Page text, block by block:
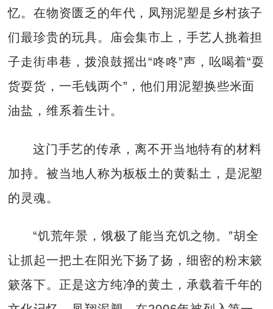
忆。在物资匮乏的年代，凤翔泥塑是乡村孩子
们最珍贵的玩具。庙会集市上，手艺人挑着担
子走街串巷，拨浪鼓摇出“咚咚”声，吆喝着“耍
货耍货，一毛钱两个”，他们用泥塑换些米面
油盐，维系着生计。
这门手艺的传承，离不开当地特有的材料
加持。被当地人称为板板土的黄黏土，是泥塑
的灵魂。
“饥荒年景，饿极了能当充饥之物。”胡全
让抓起一把土在阳光下扬了扬，细密的粉末簌
簌落下。正是这方纯净的黄土，承载着千年的